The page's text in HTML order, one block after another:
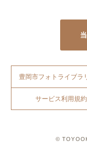
豊岡市フォトライブラ
サービス利用規約
©